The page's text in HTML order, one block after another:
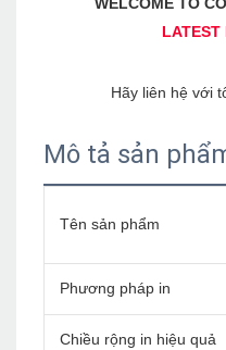
Mô tả sản
Tên sản phẩm
Phương pháp in
Chiều rộng in hiệu quả